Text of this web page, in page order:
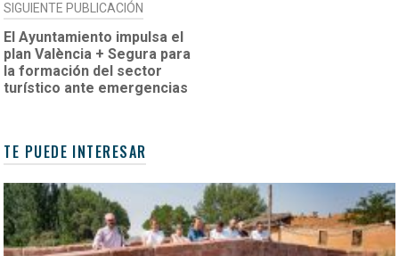
SIGUIENTE PUBLICACIÓN
El Ayuntamiento impulsa el
plan València + Segura para
la formación del sector
turístico ante emergencias
TE PUEDE INTERESAR